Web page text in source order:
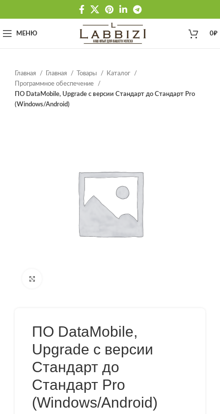
МЕНЮ 0₽
Главная Главная Товары
Каталог
Программное обеспечение
ПО DataMobile, Upgrade с версии Стандарт до Стандарт Pro
(Windows/Android)
ПО DataMobile,
Upgrade с версии
Стандарт до
Стандарт Pro
(Windows/Android)